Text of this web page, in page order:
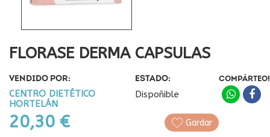
FLORASE DERMA CAPSULAS
VENDIDO POR:
CENTRO DIETÉTICO
HORTELÁN
ESTADO:
Dispoñible
20,30 €
COMPÁRTEO!
Gardar